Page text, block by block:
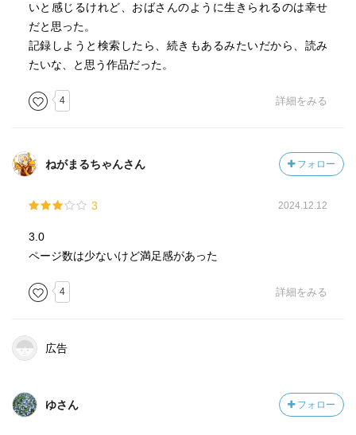
いと感じるけれど、おばさんのように生きられるのは幸せ
だと思った。
記録しようと検索したら、続きもあるみたいだから、読み
たいな、と思う作品だった。
4 詳細をみる
ねがまるちゃんさん フォロー
3 2024.12.12
3.0
ページ数は少ないけど満足感があった
4 詳細をみる
広告
ゆさん フォロー